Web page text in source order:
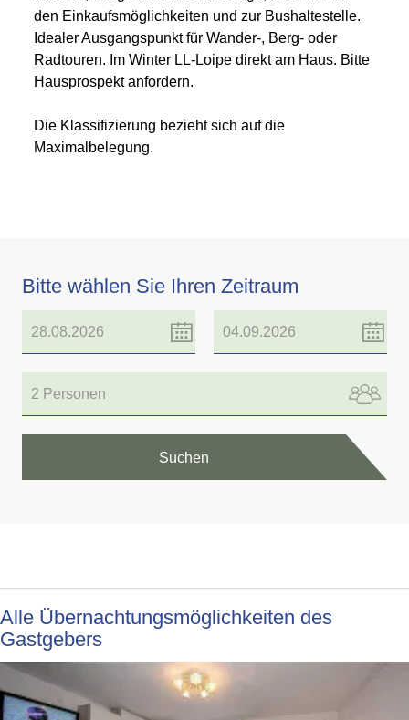
den Einkaufsmöglichkeiten und zur Bushaltestelle.
Idealer Ausgangspunkt für Wander-, Berg- oder
Radtouren. Im Winter LL-Loipe direkt am Haus. Bitte
Hausprospekt anfordern.
Die Klassifizierung bezieht sich auf die
Maximalbelegung.
Bitte wählen Sie Ihren Zeitraum
2 Personen
Suchen
Alle Übernachtungsmöglichkeiten des
Gastgebers